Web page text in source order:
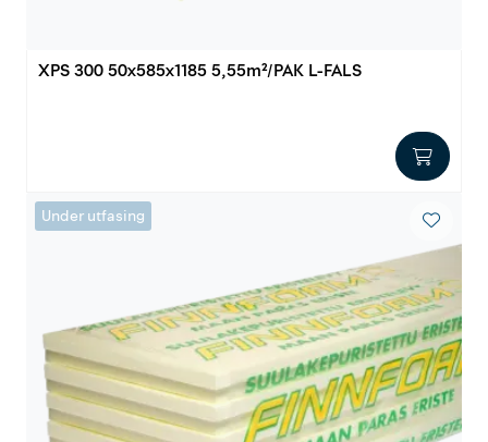
XPS 300 50x585x1185 5,55m²/PAK L-FALS
Under utfasing
Outlet